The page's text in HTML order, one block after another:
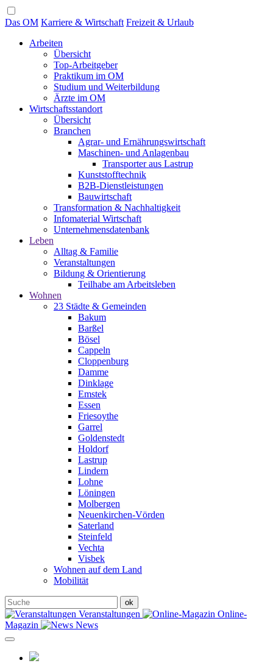
Das OM Karriere & Wirtschaft Freizeit & Urlaub
Arbeiten
Übersicht
Top-Arbeitgeber
Praktikum im OM
Studium und Weiterbildung
Ärzte im OM
Wirtschaftsstandort
Übersicht
Branchen
Agrar- und Ernährungswirtschaft
Maschinen- und Anlagenbau
Transporter aus Lastrup
Kunststofftechnik
B2B-Dienstleistungen
Bauwirtschaft
Transformation & Nachhaltigkeit
Infomaterial Wirtschaft
Unternehmensdatenbank
Leben
Alltag & Familie
Veranstaltungen
Bildung & Orientierung
Teilhabe am Arbeitsleben
Wohnen
23 Städte & Gemeinden
Bakum
Barßel
Bösel
Cappeln
Cloppenburg
Damme
Dinklage
Emstek
Essen
Friesoythe
Garrel
Goldenstedt
Holdorf
Lastrup
Lindern
Lohne
Löningen
Molbergen
Neuenkirchen-Vörden
Saterland
Steinfeld
Vechta
Visbek
Wohnen auf dem Land
Mobilität
Veranstaltungen
Online-
Magazin
News